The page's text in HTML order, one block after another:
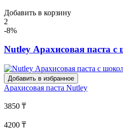
Добавить в корзину
2
-8%
Nutley Арахисовая паста с
Добавить в избранное
Арахисовая паста Nutley
3850 ₸
4200 ₸